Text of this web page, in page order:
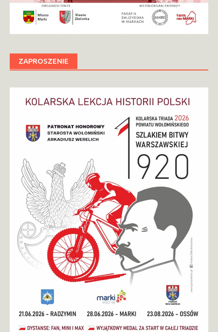
ZAPROSZENIE